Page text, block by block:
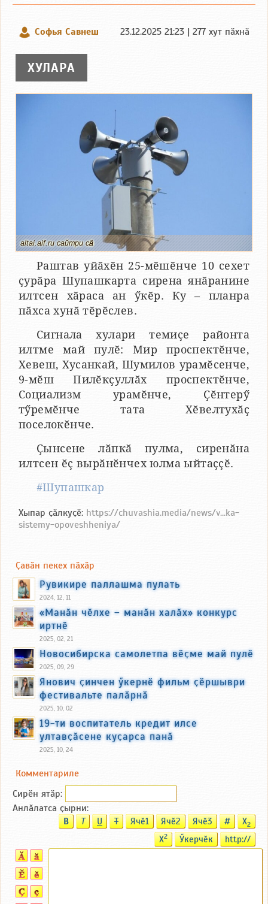
Софья Савнеш 23.12.2025 21:23 | 277 хут пӑхнӑ
ХУЛАРА
altai.aif.ru сайтри сӑн
Раштав уйӑхӗн 25-мӗшӗнче 10 сехет
ҫурӑра Шупашкарта сирена янӑранине
илтсен хӑраса ан ӳкӗр. Ку – планра
пӑхса хунӑ тӗрӗслев.
Сигнала хулари темиҫе районта
илтме май пулӗ: Мир проспектӗнче,
Хевеш, Хусанкай, Шумилов урамӗсенче,
9-мӗш Пилӗкҫуллӑх проспектӗнче,
Социализм урамӗнче, Ҫӗнтерӳ
тӳремӗнче тата Хӗвелтухӑҫ
поселокӗнче.
Ҫынсене лӑпкӑ пулма, сиренӑна
илтсен ӗҫ вырӑнӗнчех юлма ыйтаҫҫӗ.
#Шупашкар
Хыпар ҫӑлкуҫӗ: https://chuvashia.media/news/v...ka-
sistemy-opoveshheniya/
Ҫавӑн пекех пӑхӑр
Рувикире паллашма пулать
2024, 12, 11
«Манӑн чӗлхе – манӑн халӑх» конкурс
иртнӗ
2025, 02, 21
Новосибирска самолетпа вӗҫме май пулӗ
2025, 09, 29
Янович ҫинчен ӳкернӗ фильм ҫӗршыври
фестивальте палӑрнӑ
2025, 10, 02
19-ти воспитатель кредит илсе
ултавҫӑсене куҫарса панӑ
2025, 10, 24
Комментариле
Сирӗн ятӑp:
Анлӑлатса ҫырни:
B T U T Ячӗ1 Ячӗ2 Ячӗ3 # X2
X2 Ӳкерчӗк http://